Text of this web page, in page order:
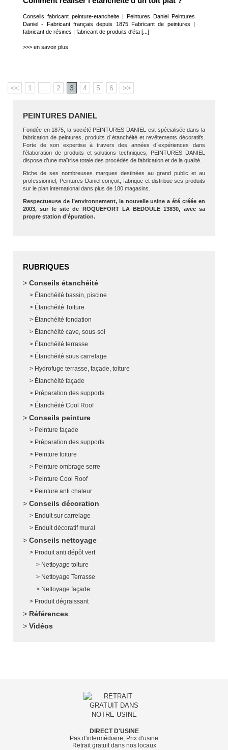
Conseils fabricant peinture-etancheite | Peintures Daniel Peintures
Daniel - Fabricant français depuis 1875 Fabricant de peintures |
fabricant de résines | fabricant de produits d'éta [...]
>>> en savoir plus
<< 1 2 3 4 5 6 >>
PEINTURES DANIEL
Fondée en 1875, la société PEINTURES DANIEL est spécialisée dans la
fabrication de peintures, produits d´étanchéité et revêtements décoratifs.
Forte de son expertise à travers des années d´expériences dans
l’élaboration de produits et solutions techniques, PEINTURES DANIEL
dispose d’une maîtrise totale des procédés de fabrication et de la qualité.
Riche de ses nombreuses marques destinées au grand public et au
professionnel, Peintures Daniel conçoit, fabrique et distribue ses produits
sur le plan international dans plus de 180 magasins.
Respectueuse de l’environnement, la nouvelle usine a été créée en
2003, sur le site de ROQUEFORT LA BEDOULE 13830, avec sa
propre station d’épuration.
RUBRIQUES
Conseils étanchéité
Étanchéité bassin, piscine
Étanchéité Toiture
Étanchéité fondation
Étanchéité cave, sous-sol
Étanchéité terrasse
Étanchéité sous carrelage
Hydrofuge terrasse, façade, toiture
Étanchéité façade
Préparation des supports
Étanchéité Cool Roof
Conseils peinture
Peinture façade
Préparation des supports
Peinture toiture
Peinture ombrage serre
Peinture Cool Roof
Peinture anti chaleur
Conseils décoration
Enduit sur carrelage
Enduit décoratif mural
Conseils nettoyage
Produit anti dépôt vert
Nettoyage toiture
Nettoyage Terrasse
Nettoyage façade
Produit dégraissant
Références
Vidéos
DIRECT D'USINE
Pas d'intermédiaire, Prix d'usine
Retrait gratuit dans nos locaux